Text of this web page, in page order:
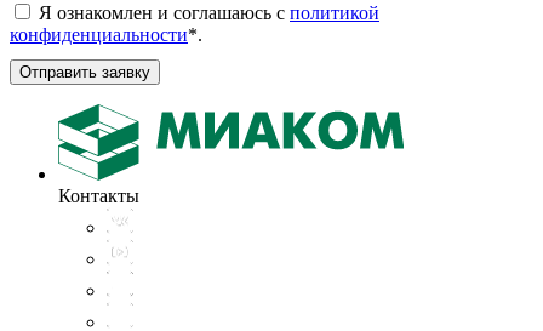
Я ознакомлен и соглашаюсь с политикой
конфиденциальности*.
Отправить заявку
Контакты